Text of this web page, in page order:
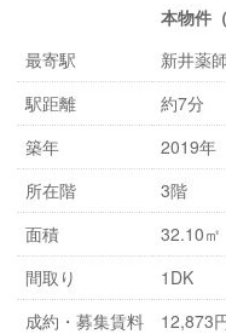
本物件
最寄駅
新井薬
駅距離
約7分
築年
2019年
所在階
3階
面積
32.10㎡
間取り
1DK
成約・募集賃料
12,873